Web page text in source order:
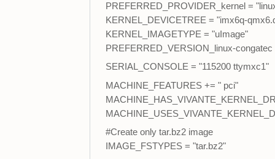
PREFERRED_PROVIDER_kernel =
KERNEL_DEVICETREE = "imx6q-
KERNEL_IMAGETYPE = "uImage"
PREFERRED_VERSION_linux-congatec
SERIAL_CONSOLE = "115200 ttymxc1"
MACHINE_FEATURES += " pci"
#Create only tar.bz2 image
IMAGE_FSTYPES = "tar.bz2"